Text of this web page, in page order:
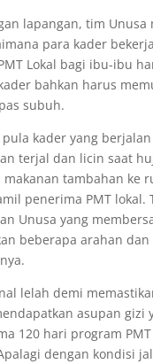
lapangan, tim Unusa
para kader
Lokal bagi ibu-ibu
bahkan harus
subuh.
kader yang berjalan
terjal dan licin saat
makanan tambahan ke
penerima PMT lokal.
Unusa yang
beberapa arahan
lelah demi
asupan gizi
120 hari program
dengan kondisi